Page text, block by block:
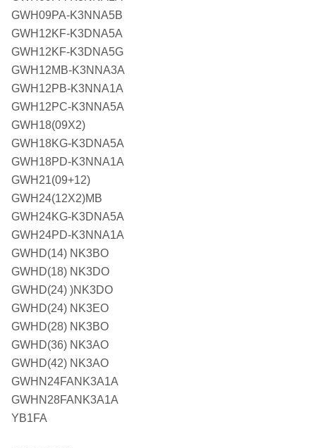
GWH09PA-K3NNA5B
GWH12KF-K3DNA5A
GWH12KF-K3DNA5G
GWH12MB-K3NNA3A
GWH12PB-K3NNA1A
GWH12PC-K3NNA5A
GWH18(09X2)
GWH18KG-K3DNA5A
GWH18PD-K3NNA1A
GWH21(09+12)
GWH24(12X2)MB
GWH24KG-K3DNA5A
GWH24PD-K3NNA1A
GWHD(14) NK3BO
GWHD(18) NK3DO
GWHD(24) )NK3DO
GWHD(24) NK3EO
GWHD(28) NK3BO
GWHD(36) NK3AO
GWHD(42) NK3AO
GWHN24FANK3A1A
GWHN28FANK3A1A
YB1FA